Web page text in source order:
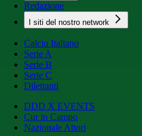
Redazione
I siti del nostro network
Calcio Italiano
Serie A
Serie B
Serie C
Dilettanti
DDD X EVENTS
Cur in Campo
Nazionale Attori